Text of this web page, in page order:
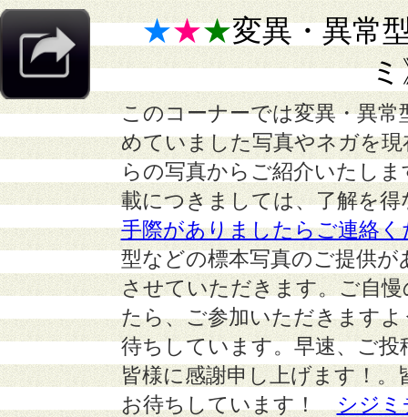
★★★変異・異常
ミ
このコーナーでは変異・異
めていました写真やネガを
らの写真からご紹介いたし
載につきましては、了解を
手際がありましたらご連絡く
型などの標本写真のご提供
させていただきます。ご自
たら、ご参加いただきます
待ちしています。早速、ご
皆様に感謝申し上げます！
お待ちしています！
シジミ